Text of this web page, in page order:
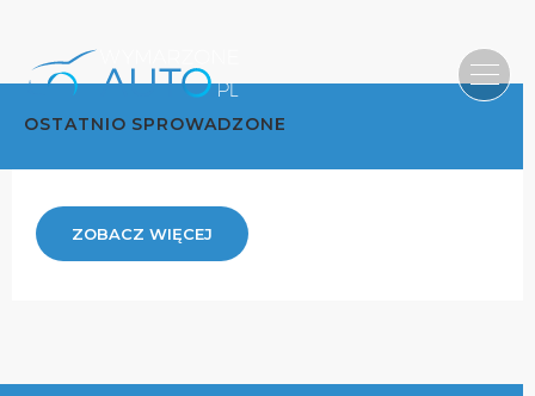
OSTATNIO SPROWADZONE
ZOBACZ WIĘCEJ